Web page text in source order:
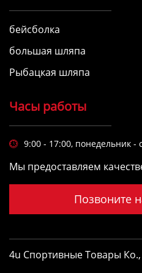
бейсболка
большая шляпа
Рыбацкая шляпа
Часы работы
 9:00 - 17:00, понедельник -
Мы предоставляем
Позвоните
4u Спортивные Товары